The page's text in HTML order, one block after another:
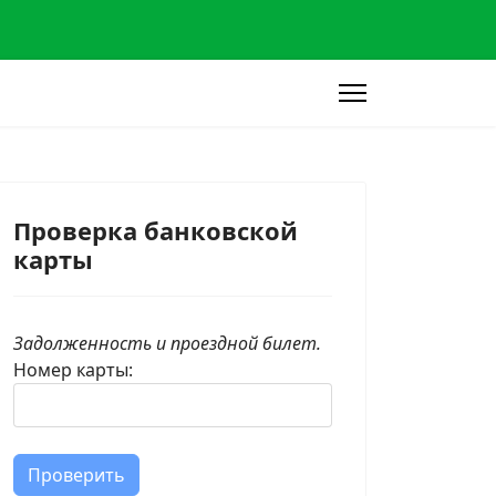
Проверка банковской
карты
Задолженность и проездной билет.
Номер карты:
Проверить